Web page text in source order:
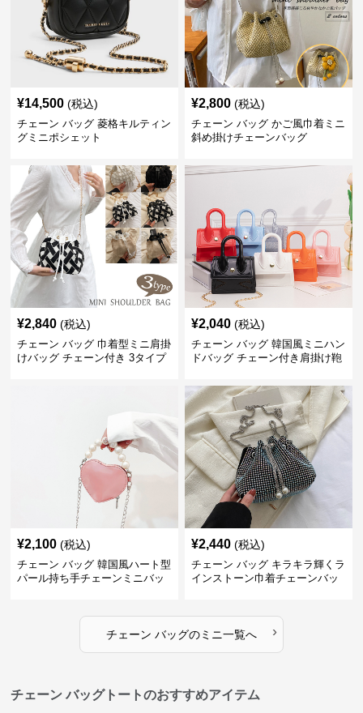
¥14,500 (税込)
チェーン バッグ 菱格キルティン
グミニポシェット
¥2,800 (税込)
チェーン バッグ かご風巾着ミニ
斜め掛けチェーンバッグ
¥2,840 (税込)
チェーン バッグ 巾着型ミニ肩掛
けバッグ チェーン付き 3タイプ
¥2,040 (税込)
チェーン バッグ 韓国風ミニハン
ドバッグ チェーン付き肩掛け鞄
¥2,100 (税込)
チェーン バッグ 韓国風ハート型
パール持ち手チェーンミニバッ
¥2,440 (税込)
チェーン バッグ キラキラ輝くラ
インストーン巾着チェーンバッ
チェーン バッグのミニ一覧へ ›
チェーン バッグトートのおすすめアイテム